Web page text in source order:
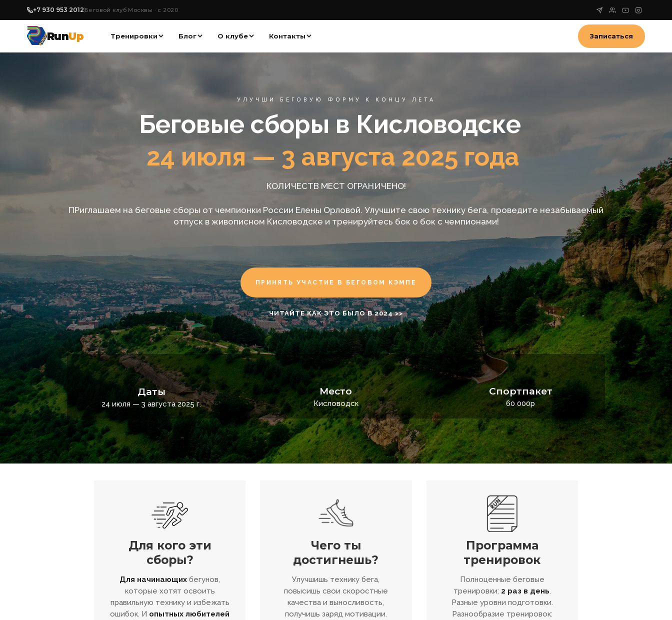
+7 930 953 2012 Беговой клуб Москвы · с 2020
RunUp Тренировки Блог О клубе Контакты Записаться
УЛУЧШИ БЕГОВУЮ ФОРМУ К КОНЦУ ЛЕТА
Беговые сборы в Кисловодске
24 июля — 3 августа 2025 года
КОЛИЧЕСТВ МЕСТ ОГРАНИЧЕНО!
ПРиглашаем на беговые сборы от чемпионки России Елены Орловой. Улучшите свою технику бега, проведите незабываемый
отпуск в живописном Кисловодске и тренируйтесь бок о бок с чемпионами!
ПРИНЯТЬ УЧАСТИЕ В БЕГОВОМ КЭМПЕ
ЧИТАЙТЕ КАК ЭТО БЫЛО В 2024 >>
Даты
24 июля — 3 августа 2025 г.
Место
Кисловодск
Спортпакет
60 000р
Для кого эти
сборы?
Для начинающих бегунов,
которые хотят освоить
правильную технику и избежать
ошибок. И опытных любителей
Чего ты
достигнешь?
Улучшишь технику бега,
повысишь свои скоростные
качества и выносливость,
получишь заряд мотивации.
Программа
тренировок
Полноценные беговые
тренировки: 2 раз в день.
Разные уровни подготовки.
Разнообразие тренировок: